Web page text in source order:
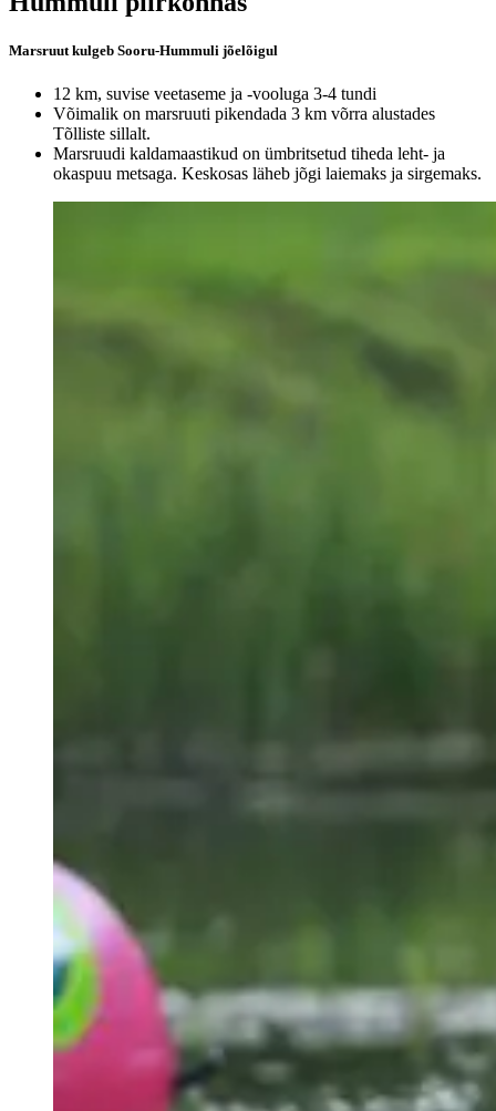
Marsruut kulgeb Sooru-Hummuli jõelõigul
12 km, suvise veetaseme ja -vooluga 3-4 tundi
Võimalik on marsruuti pikendada 3 km võrra alustades
Tõlliste sillalt.
Marsruudi kaldamaastikud on ümbritsetud tiheda leht- ja
okaspuu metsaga. Keskosas läheb jõgi laiemaks ja sirgemaks.